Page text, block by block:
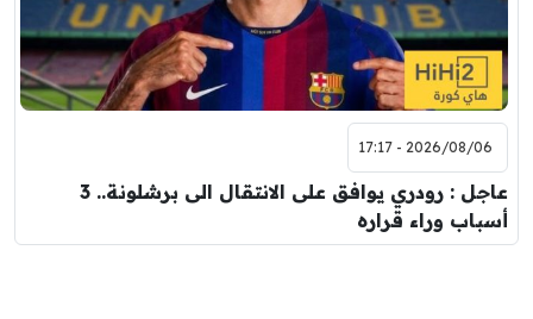
2026/08/06 - 17:17
عاجل : رودري يوافق على الانتقال الى برشلونة.. 3
أسباب وراء قراره